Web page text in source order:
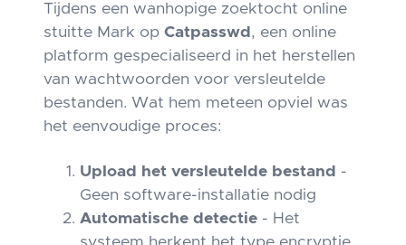
Tijdens een wanhopige zoektocht online
stuitte Mark op Catpasswd , een online
platform gespecialiseerd in het herstellen
van wachtwoorden voor versleutelde
bestanden. Wat hem meteen opviel was
het eenvoudige proces:
Upload het versleutelde bestand -
Geen software-installatie nodig
Automatische detectie - Het